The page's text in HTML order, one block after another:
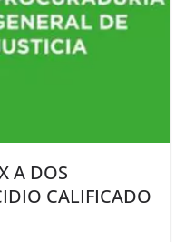
A DOS
CALIFICADO